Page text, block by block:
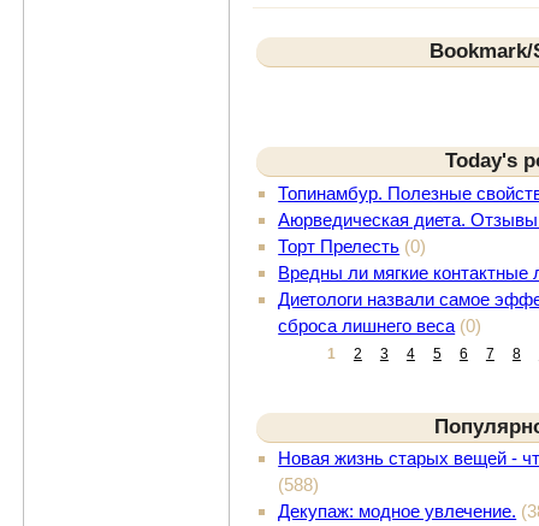
Today's
Топинамбур. Полезные
Аюрведическая диета.
Торт Прелесть (0)
Вредны ли мягкие контактные
Диетологи назвали самое
сброса лишнего веса (0)
1 2 3 4 5 6 7 8
Новая жизнь старых вещей -
(588)
Декупаж: модное увлечение.